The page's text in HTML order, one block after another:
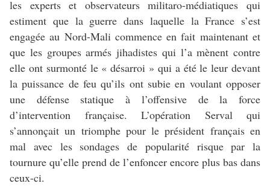
les experts et observateurs militaro-médiatiques qui
estiment que la guerre dans laquelle la France s’est
engagée au Nord-Mali commence en fait maintenant et
que les groupes armés jihadistes qui l’a mènent contre
elle ont surmonté le « désarroi » qui a été le leur devant
la puissance de feu qu’ils ont subie en voulant opposer
une défense statique à l’offensive de la force
d’intervention française. L’opération Serval qui
s’annonçait un triomphe pour le président français en
mal avec les sondages de popularité risque par la
tournure qu’elle prend de l’enfoncer encore plus bas dans
ceux-ci.